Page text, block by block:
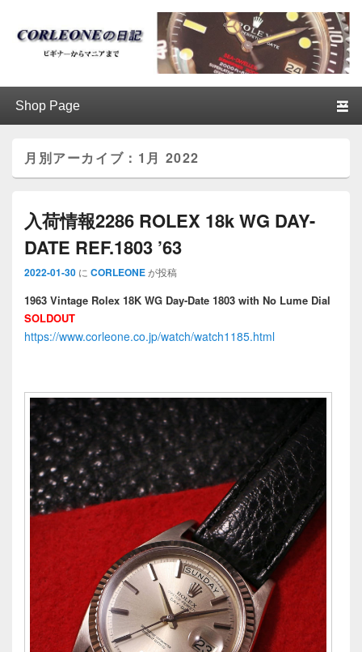
ブログ / アンティークロレックス
│CORLEONE
月別アーカイブ： 1月 2022
入荷情報2286 ROLEX 18k WG DAY-
DATE REF.1803 ’63
2022-01-30 に CORLEONEが投稿
1963 Vintage Rolex 18K WG Day-Date 1803 with No Lume Dial
SOLDOUT
https://www.corleone.co.jp/watch/watch1185.html